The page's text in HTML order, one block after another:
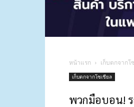
หน้าแรก เก็บตกจากโ
เก็บตกจากโซเชียล
พวกมือบอน!